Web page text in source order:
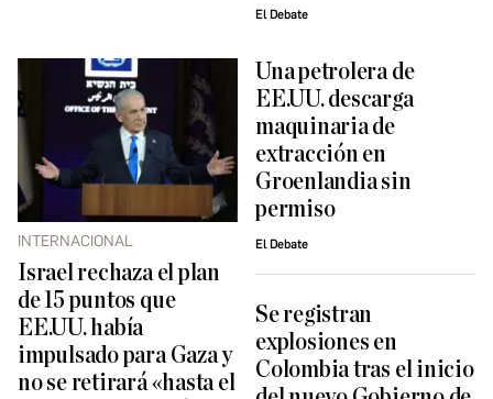
El Debate
INTERNACIONAL
Israel rechaza el plan
de 15 puntos que
EE.UU. había
impulsado para Gaza y
no se retirará «hasta el
Una petrolera de
EE.UU. descarga
maquinaria de
extracción en
Groenlandia sin
permiso
El Debate
Se registran
explosiones en
Colombia tras el inicio